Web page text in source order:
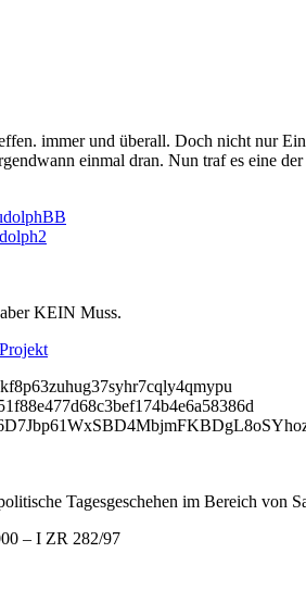
immer und überall. Doch nicht nur
einmal dran. Nun traf es eine
KEIN Muss.
Tagesgeschehen im Bereich von
– I ZR 282/97